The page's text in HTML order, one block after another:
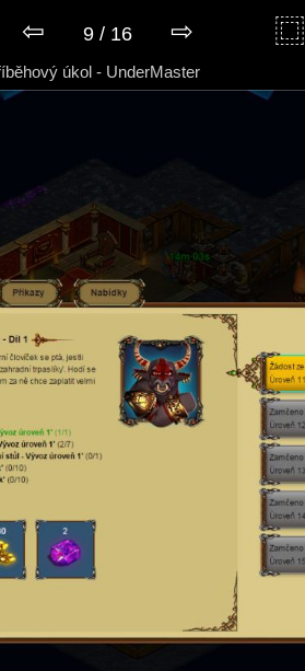
⇦ 9 / 16 ⇨ ⿴
úkol - UnderMaster